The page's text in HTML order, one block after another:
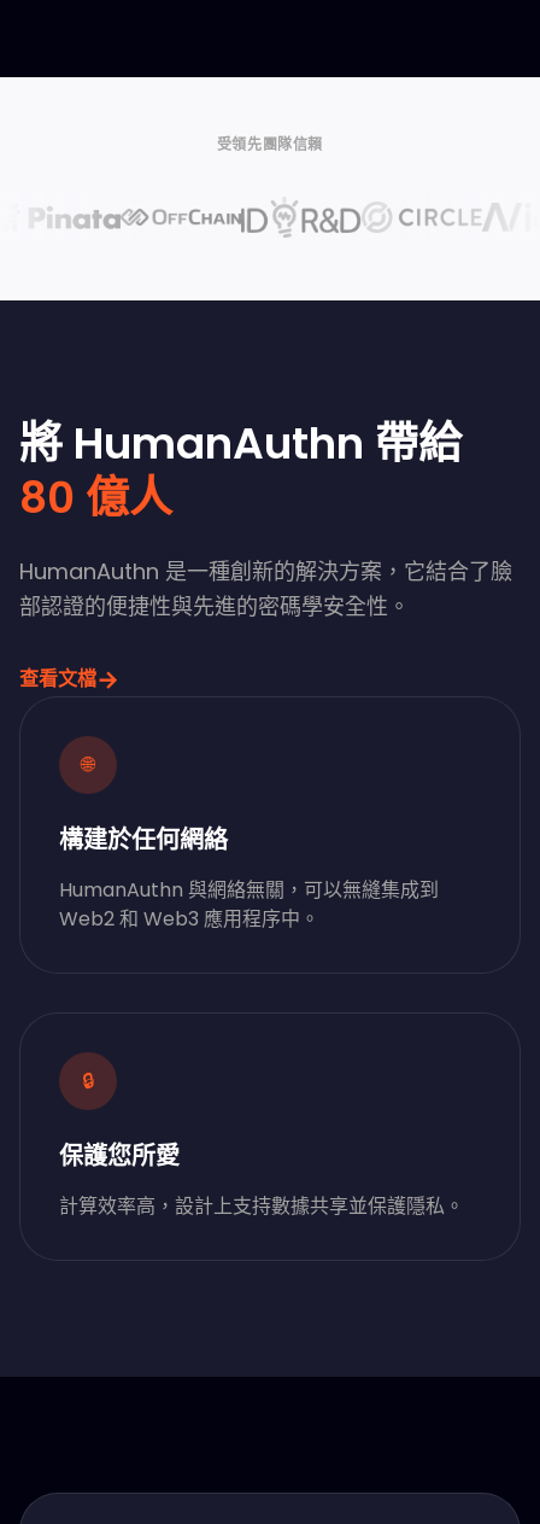
受領先團隊信賴
將 HumanAuthn 帶給
80 億人
HumanAuthn 是一種創新的解決方案，它結合了臉
部認證的便捷性與先進的密碼學安全性。
查看文檔→
🌐
構建於任何網絡
HumanAuthn 與網絡無關，可以無縫集成到
Web2 和 Web3 應用程序中。
🔒
保護您所愛
計算效率高，設計上支持數據共享並保護隱私。